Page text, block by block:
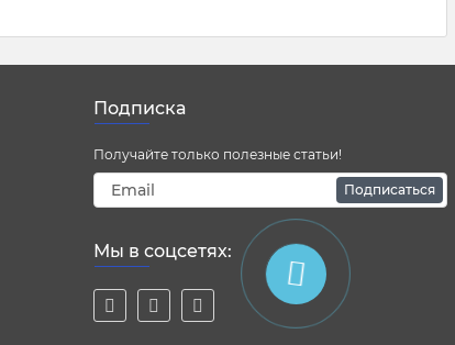
Подписка
Получайте только полезные статьи!
Подписаться
Мы в соцсетях: